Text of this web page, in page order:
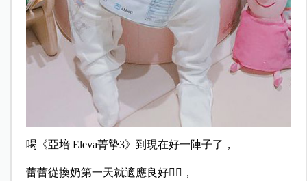
喝《亞培 Eleva菁摯3》到現在好一陣子了，
蕾蕾從換奶第一天就適應良好👌🏻 ，